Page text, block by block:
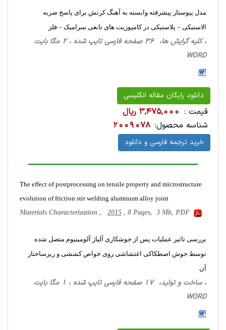
مدل پیوستار پیشرفته وابسته به آهنگ کرنش برای پاسخ ضربه
الاستیکی – پلاستیکی در کامپوزیت های تابعی سرامیک – فلز
، کلیه گرایش ها، 36 صفحه فارسی تایپ شده ، 2 مگا بایت
WORD
دانلود رایگان مقاله انگلیسی
قیمت : 3,475,000 ریال
شناسه محصول: 2009078
خرید ترجمه فارسی و دانلود
The effect of postprocessing on tensile property and microstructure
evolution of friction stir welding aluminum alloy joint
Materials Characterization , 2015 , 8 Pages, 3 Mb, PDF
بررسی تاثیر عملیات پس از جوشکاری آلیاژ آلومینیوم متصل شده
توسط جوش اصطکاکی اغتشاشی روی خواص کششی و ریزساختار
آن
، ساخت‌ و تولید، 17 صفحه فارسی تایپ شده ، 1 مگا بایت
WORD